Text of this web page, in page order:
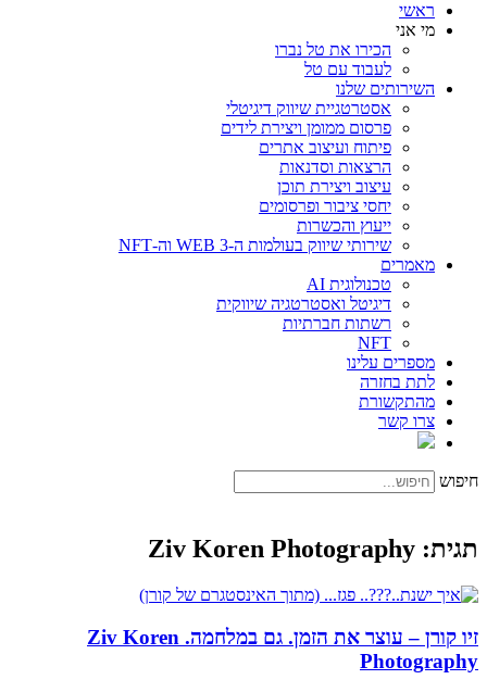
ראשי
מי אני
הכירו את טל נברו
לעבוד עם טל
השירותים שלנו
אסטרטגיית שיווק דיגיטלי
פרסום ממומן ויצירת לידים
פיתוח ועיצוב אתרים
הרצאות וסדנאות
עיצוב ויצירת תוכן
יחסי ציבור ופרסומים
ייעוץ והכשרות
שירותי שיווק בעולמות ה-WEB 3 וה-NFT
מאמרים
טכנולוגית AI
דיגיטל ואסטרטגיה שיווקית
רשתות חברתיות
NFT
מספרים עלינו
לתת בחזרה
מהתקשורת
צרו קשר
חיפוש
תגית: Ziv Koren Photography
זיו קורן – עוצר את הזמן. גם במלחמה. Ziv Koren
Photography